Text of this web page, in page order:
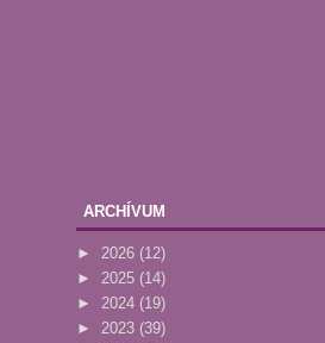
ARCHÍVUM
► 2026 (12)
► 2025 (14)
► 2024 (19)
► 2023 (39)